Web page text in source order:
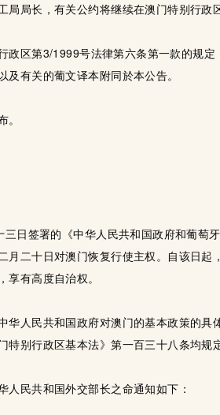
局局长，有关公约将继续在澳门特别行政
政区第3/1999号法律第六条第一款的规
及有关的葡文译本附同於本公告。
三日签署的《中华人民共和国政府和葡
月二十日对澳门恢复行使主权。自该日
享有高度自治权。
华人民共和国政府对澳门的基本政策的
特别行政区基本法》第一百三十八条均
人民共和国外交部长之命通知如下：